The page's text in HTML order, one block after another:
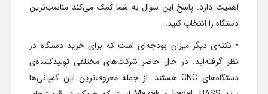
اهمیت دارد. پاسخ این سوال به شما کمک می‌کند مناسب‌ترین
دستگاه را انتخاب کنید.
• نکته‌ی دیگر میزان بودجه‌ای است که برای خرید دستگاه در
نظر گرفته‌اید. در حال حاضر شرکت‌های مختلفی تولیدکننده‌ی
دستگاه‌های CNC هستند. از جمله معروف‌ترین این کمپانی‌ها